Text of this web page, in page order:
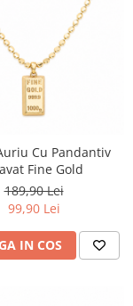
Cu Pandantiv
Fine Gold
189,90 Lei
99,90 Lei
IN COS